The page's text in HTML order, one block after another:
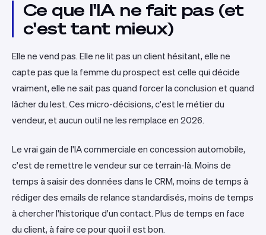
Ce que l'IA ne fait pas (et
c'est tant mieux)
Elle ne vend pas. Elle ne lit pas un client hésitant, elle ne
capte pas que la femme du prospect est celle qui décide
vraiment, elle ne sait pas quand forcer la conclusion et quand
lâcher du lest. Ces micro-décisions, c'est le métier du
vendeur, et aucun outil ne les remplace en 2026.
Le vrai gain de l'IA commerciale en concession automobile,
c'est de remettre le vendeur sur ce terrain-là. Moins de
temps à saisir des données dans le CRM, moins de temps à
rédiger des emails de relance standardisés, moins de temps
à chercher l'historique d'un contact. Plus de temps en face
du client, à faire ce pour quoi il est bon.